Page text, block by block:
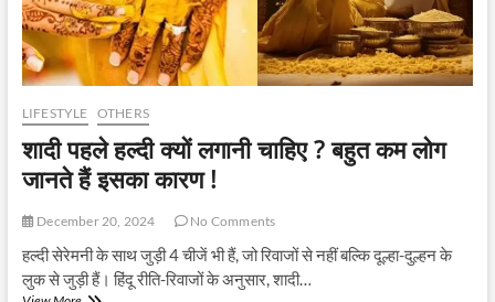
LIFESTYLE OTHERS
शादी पहले हल्दी क्यों लगानी चाहिए ? बहुत कम लोग
जानते हैं इसका कारण !
December 20, 2024 No Comments
हल्दी सेरेमनी के साथ जुड़ी 4 चीजें भी हैं, जो रिवाजों से नहीं बल्कि दूल्हा-दुल्हन के
लुक से जुड़ी हैं। हिंदू रीति-रिवाजों के अनुसार, शादी…